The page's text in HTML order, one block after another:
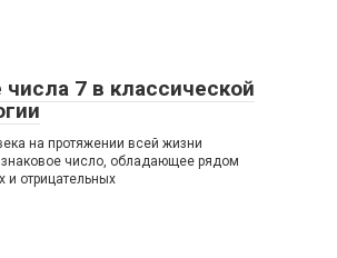
числа 7 в классической
на протяжении всей жизни
число, обладающее рядом
и отрицательных